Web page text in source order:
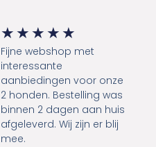
★ ★ ★ ★ ★
Fijne webshop met
interessante
aanbiedingen voor onze
2 honden. Bestelling was
binnen 2 dagen aan huis
afgeleverd. Wij zijn er blij
mee.